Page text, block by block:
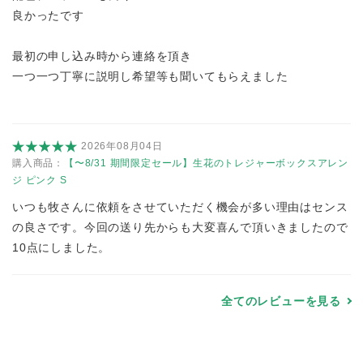
良かったです
最初の申し込み時から連絡を頂き
一つ一つ丁寧に説明し希望等も聞いてもらえました
2026年08月04日
購入商品：
【〜8/31 期間限定セール】生花のトレジャーボックスアレン
ジ ピンク S
いつも牧さんに依頼をさせていただく機会が多い理由はセンス
の良さです。今回の送り先からも大変喜んで頂いきましたので
10点にしました。
全てのレビューを見る